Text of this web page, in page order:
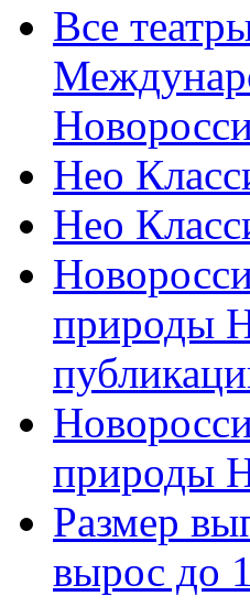
Все
Нео
Нео
природы
природы
Размер
вырос до